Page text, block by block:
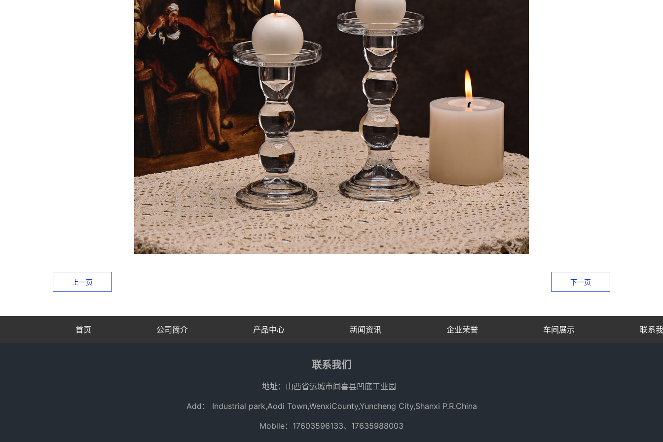
上一页 下一页
首页 公司简介 产品中心 新闻资讯 企业荣誉 车间展示 联系
联系我们
地址：山西省运城市闻喜县凹底工业园
Add： Industrial park,Aodi Town,WenxiCounty,Yuncheng City,Shanxi P.R.China
Mobile：17603596133、17635988003